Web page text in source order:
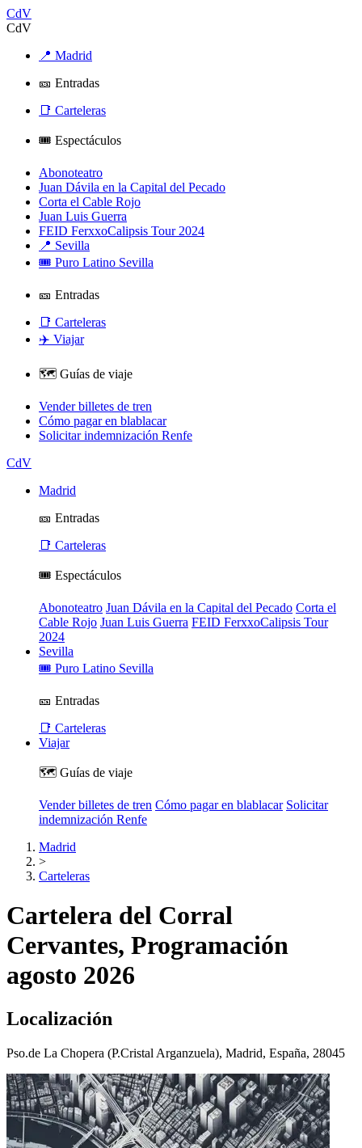
CdV
CdV
📍 Madrid
🎫 Entradas
📑 Carteleras
🎟️ Espectáculos
Abonoteatro
Juan Dávila en la Capital del Pecado
Corta el Cable Rojo
Juan Luis Guerra
FEID FerxxoCalipsis Tour 2024
📍 Sevilla
🎟️ Puro Latino Sevilla
🎫 Entradas
📑 Carteleras
✈️ Viajar
🗺️ Guías de viaje
Vender billetes de tren
Cómo pagar en blablacar
Solicitar indemnización Renfe
CdV
Madrid
🎫 Entradas
📑 Carteleras
🎟️ Espectáculos
Abonoteatro Juan Dávila en la Capital del Pecado Corta el
Cable Rojo Juan Luis Guerra FEID FerxxoCalipsis Tour
2024
Sevilla
🎟️ Puro Latino Sevilla
🎫 Entradas
📑 Carteleras
Viajar
🗺️ Guías de viaje
Vender billetes de tren Cómo pagar en blablacar Solicitar
indemnización Renfe
Madrid
>
Carteleras
Cartelera del Corral
Cervantes, Programación
agosto 2026
Localización
Pso.de La Chopera (P.Cristal Arganzuela), Madrid, España, 28045